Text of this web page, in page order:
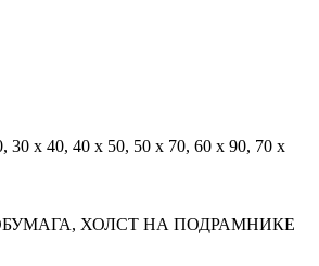
30 х 40, 40 х 50, 50 х 70, 60 х 90, 70 х
ХОЛСТ НА ПОДРАМНИКЕ